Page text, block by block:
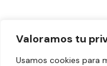
Valoramos tu
Usamos cookies para